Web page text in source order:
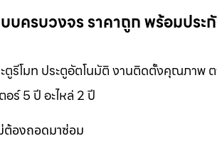
บครบวงจร ราคาถูก พร้อมประ
ตูรีโมท ประตูอัตโนมัติ งานติดตั้งคุณภาพ
ร์ 5 ปี อะไหล่ 2 ปี
ต้องถอดมาซ่อม